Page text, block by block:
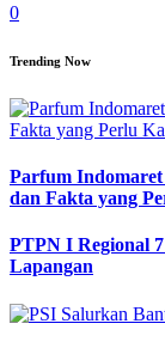
0
Trending Now
Parfum
dan Fakta yang
PTPN I Regional
Lapangan